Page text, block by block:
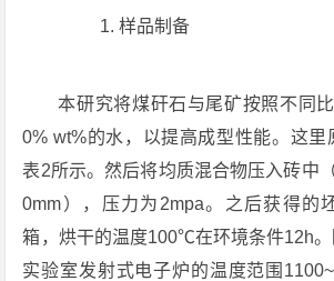
样品制备
本研究将煤矸石与尾矿按照不同
0% wt%的水，以提高成型性能。这里
表2所示。然后将均质混合物压入砖中
0mm），压力为2mpa。之后获得的
箱，烘干的温度100℃在环境条件12h
实验室发射式电子炉的温度范围